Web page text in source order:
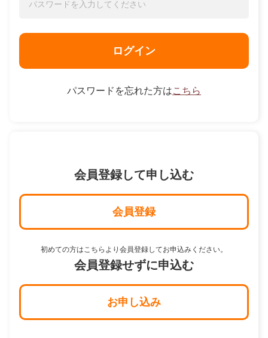
ログイン
パスワードを忘れた方はこちら
会員登録して申し込む
会員登録
初めての方はこちらより会員登録してお申込みください。
会員登録せずに申込む
お申し込み